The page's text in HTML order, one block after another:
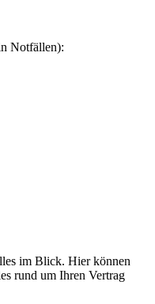
Notfällen):
im Blick. Hier können
rund um Ihren Vertrag